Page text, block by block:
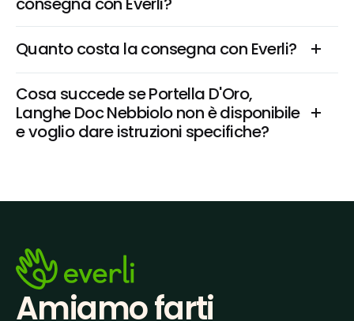
Quanto costa la consegna con Everli?
Cosa succede se Portella D'Oro,
Langhe Doc Nebbiolo non è disponibile
e voglio dare istruzioni specifiche?
Amiamo farti